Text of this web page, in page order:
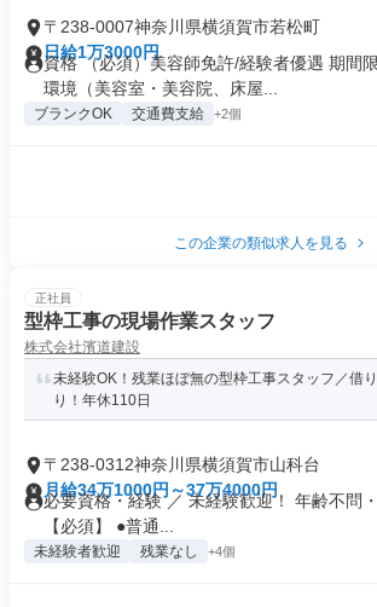
〒238-0007神奈川県横須賀市若松町
日給1万3000円
資格 （必須）美容師免許/経験者優遇 期間
環境（美容室・美容院、床屋...
ブランクOK 交通費支給 +2個
この企業の類似求人を見る
正社員
型枠工事の現場作業スタッフ
株式会社濱道建設
未経験OK！残業ほぼ無の型枠工事スタッフ／借
り！年休110日
〒238-0312神奈川県横須賀市山科台
月給34万1000円～37万4000円
必要資格・経験 ／ 未経験歓迎！ 年齢不問
【必須】 ●普通...
未経験者歓迎 残業なし +4個